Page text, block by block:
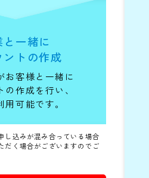
と一緒に
ントの作成
お客様と一緒に
の作成を行い、
用可能です。
込みが混み合っている場合
だく場合がございますのでご